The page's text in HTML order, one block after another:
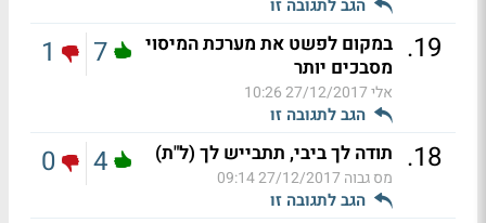
הגב לתגובה זו
19
. במקום לפשט את מערכת המיסוי
מסבכים יותר
אלי27/12/2017 10:26
הגב לתגובה זו
7
1
18
. תודה לך ביבי, תתבייש לך (ל"ת)
מס גבוה 27/12/2017 09:14
הגב לתגובה זו
4
0